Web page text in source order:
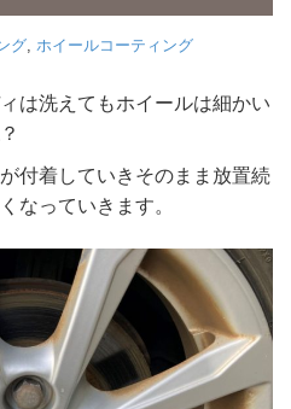
グ, ホイールコーティング
は洗えてもホイールは細かい
付着していきそのまま放置続
なっていきます。